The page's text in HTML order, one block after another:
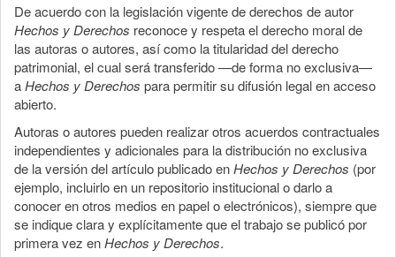
De acuerdo con la legislación vigente de derechos de autor
Hechos y Derechos reconoce y respeta el derecho moral de
las autoras o autores, así como la titularidad del derecho
patrimonial, el cual será transferido —de forma no exclusiva—
aHechos y Derechos para permitir su difusión legal en acceso
abierto.
Autoras o autores pueden realizar otros acuerdos contractuales
independientes y adicionales para la distribución no exclusiva
de la versión del artículo publicado enHechos y Derechos (por
ejemplo, incluirlo en un repositorio institucional o darlo a
conocer en otros medios en papel o electrónicos), siempre que
se indique clara y explícitamente que el trabajo se publicó por
primera vez enHechos y Derechos.